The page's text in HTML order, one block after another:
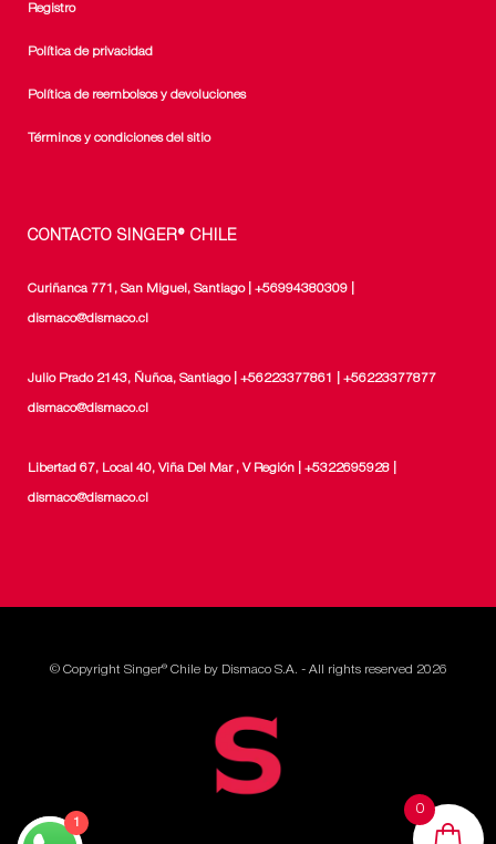
Registro
Política de privacidad
Política de reembolsos y devoluciones
Términos y condiciones del sitio
CONTACTO SINGER® CHILE
Curiñanca 771, San Miguel, Santiago | +56994380309 |
dismaco@dismaco.cl
Julio Prado 2143, Ñuñoa, Santiago | +56223377861 | +56223377877
dismaco@dismaco.cl
Libertad 67, Local 40, Viña Del Mar , V Región | +5322695928 |
dismaco@dismaco.cl
© Copyright Singer® Chile by Dismaco S.A. - All rights reserved 2026
0
1